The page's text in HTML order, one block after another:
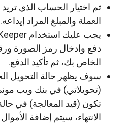
ثم اختيار الحساب الذي تريد
العملة والمبلغ المراد
الخاص بك، ثم تأكيد الدفع.
سوف يظهر حالة التحويل
(تحويلاتي) في بنك ويب
تكون (قيد المعالجة) في
الانتهاء، سيتم إضافة